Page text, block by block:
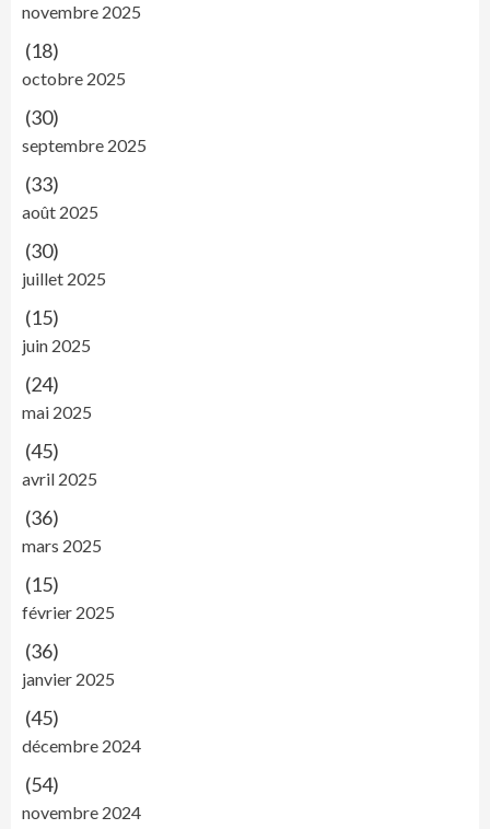
novembre 2025
(18)
octobre 2025
(30)
septembre 2025
(33)
août 2025
(30)
juillet 2025
(15)
juin 2025
(24)
mai 2025
(45)
avril 2025
(36)
mars 2025
(15)
février 2025
(36)
janvier 2025
(45)
décembre 2024
(54)
novembre 2024